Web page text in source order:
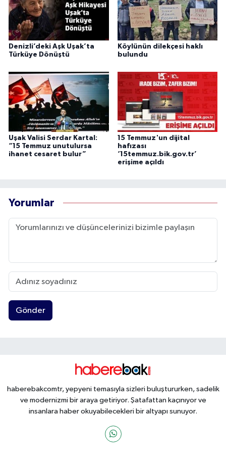
Denizli’deki Aşk Uşak’ta
Türküye Dönüştü
Köylünün dilekçesi haklı
bulundu
Uşak Valisi Serdar Kartal:
“15 Temmuz unutulursa
ihanet cesaret bulur”
15 Temmuz'un dijital
hafızası
‘15temmuz.bik.gov.tr’
erişime açıldı
Yorumlar
Gönder
haberebakcomtr, yepyeni temasıyla sizleri buluştururken, sadelik
ve modernizmi bir araya getiriyor. Şatafattan kaçınıyor ve
insanlara haber okuyabilecekleri bir altyapı sunuyor.